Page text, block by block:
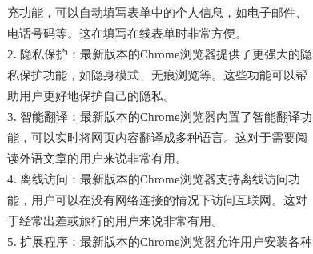
充功能，可以自动填写表单中的个人信息，如电子邮件、
电话号码等。这在填写在线表单时非常方便。
2. 隐私保护：最新版本的Chrome浏览器提供了更强大的隐
私保护功能，如隐身模式、无痕浏览等。这些功能可以帮
助用户更好地保护自己的隐私。
3. 智能翻译：最新版本的Chrome浏览器内置了智能翻译功
能，可以实时将网页内容翻译成多种语言。这对于需要阅
读外语文章的用户来说非常有用。
4. 离线访问：最新版本的Chrome浏览器支持离线访问功
能，用户可以在没有网络连接的情况下访问互联网。这对
于经常出差或旅行的用户来说非常有用。
5. 扩展程序：最新版本的Chrome浏览器允许用户安装各种